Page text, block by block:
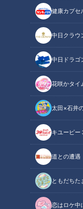
健康カプセ
中日クラウ
中日ドラゴ
花咲かタイ
太田×石井
キユーピー
道との遭遇
ともだちた
恋はロケ中
「最新スポーツシューズ
この記事の画像